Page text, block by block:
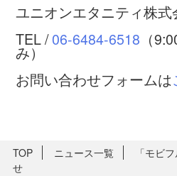
ユニオンエタニティ株
TEL /06-6484-6518 （
み）
お問い合わせフォームは
TOP ニュース一覧
「モビ
せ